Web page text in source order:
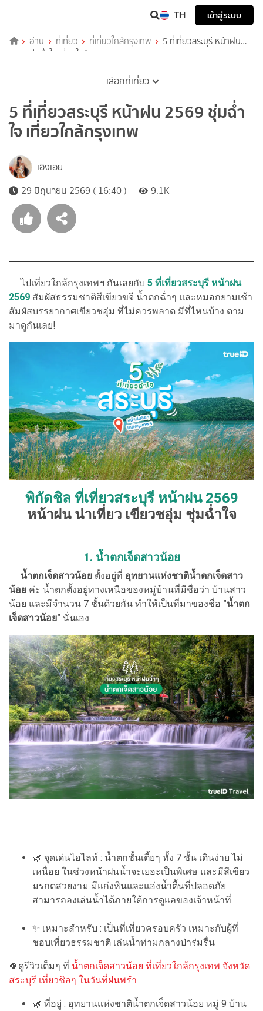
TH เข้าสู่ระบบ
อ่าน ที่เที่ยว ที่เที่ยวใกล้กรุงเทพ
5 ที่เที่ยวสระบุรี หน้าฝน
2569 ชุ่มฉ่ำใจ เที่ยวใกล้กรุงเทพ
เลือกที่เที่ยว
5 ที่เที่ยวสระบุรี หน้าฝน 2569 ชุ่มฉ่ำ
ใจ เที่ยวใกล้กรุงเทพ
เอิงเอย
29 มิถุนายน 2569 ( 16:40 )
9.1K
ไปเที่ยวใกล้กรุงเทพฯ กันเลยกับ 5 ที่เที่ยวสระบุรี หน้าฝน
2569 สัมผัสธรรมชาติสีเขียวขจี น้ำตกฉ่ำๆ และหมอกยามเช้า
สัมผัสบรรยากาศเขียวชอุ่ม ที่ไม่ควรพลาด มีที่ไหนบ้าง ตาม
มาดูกันเลย!
พิกัดชิล ที่เที่ยวสระบุรี หน้าฝน 2569
หน้าฝน น่าเที่ยว เขียวชอุ่ม ชุ่มฉ่ำใจ
1. น้ำตกเจ็ดสาวน้อย
น้ำตกเจ็ดสาวน้อย ตั้งอยู่ที่ อุทยานแห่งชาติน้ำตกเจ็ดสาว
น้อย ค่ะ น้ำตกตั้งอยู่ทางเหนือของหมู่บ้านที่มีชื่อว่า บ้านสาว
น้อย และมีจำนวน 7 ชั้นด้วยกัน ทำให้เป็นที่มาของชื่อ "น้ำตก
เจ็ดสาวน้อย" นั่นเอง
🌿 จุดเด่นไฮไลท์ : น้ำตกชั้นเตี้ยๆ ทั้ง 7 ชั้น เดินง่าย ไม่
เหนื่อย ในช่วงหน้าฝนน้ำจะเยอะเป็นพิเศษ และมีสีเขียว
มรกตสวยงาม มีแก่งหินและแอ่งน้ำตื้นที่ปลอดภัย
สามารถลงเล่นน้ำได้ภายใต้การดูแลของเจ้าหน้าที่
✨ เหมาะสำหรับ : เป็นที่เที่ยวครอบครัว เหมาะกับผู้ที่
ชอบเที่ยวธรรมชาติ เล่นน้ำท่ามกลางป่าร่มรื่น
🍀ดูรีวิวเต็มๆ ที่ น้ำตกเจ็ดสาวน้อย ที่เที่ยวใกล้กรุงเทพ จังหวัด
สระบุรี เที่ยวชิลๆ ในวันที่ฝนพรำ
🌿 ที่อยู่ : อุทยานแห่งชาติน้ำตกเจ็ดสาวน้อย หมู่ 9 บ้าน